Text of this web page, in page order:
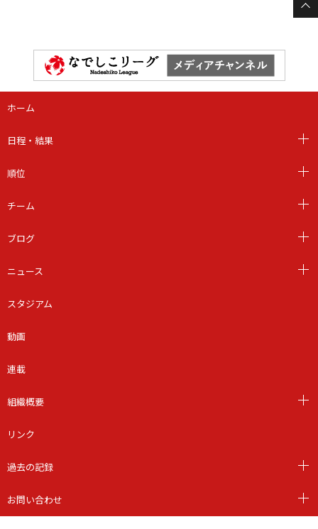
ホーム
日程・結果
順位
チーム
ブログ
ニュース
スタジアム
動画
連載
組織概要
リンク
過去の記録
お問い合わせ